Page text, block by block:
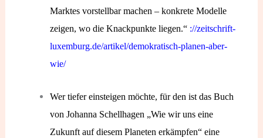
Marktes vorstellbar machen – konkrete Modelle
zeigen, wo die Knackpunkte liegen.“ ://zeitschrift-
luxemburg.de/artikel/demokratisch-planen-aber-
wie/
Wer tiefer einsteigen möchte, für den ist das Buch
von Johanna Schellhagen „Wie wir uns eine
Zukunft auf diesem Planeten erkämpfen“ eine